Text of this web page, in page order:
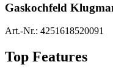
Gaskochfeld
Art.-Nr.: 4251618520091
Top Features